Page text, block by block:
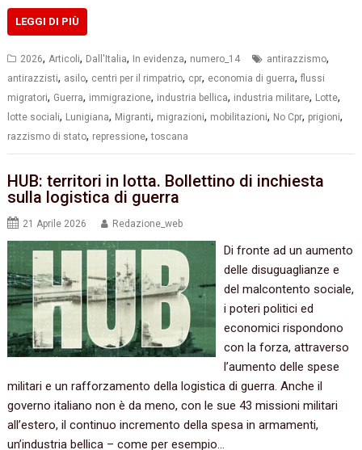
LEGGI DI PIÙ
2026,Articoli, Dall'Italia, In evidenza, numero_14 antirazzismo,
antirazzisti, asilo, centri per il rimpatrio, cpr, economia di guerra,flussi
migratori, Guerra, immigrazione, industria bellica, industria militare, Lotte,
lotte sociali, Lunigiana, Migranti, migrazioni, mobilitazioni, No Cpr, prigioni,
razzismo di stato, repressione,toscana
HUB: territori in lotta. Bollettino di inchiesta
sulla logistica di guerra
21 Aprile 2026 Redazione_web
Di fronte ad un aumento
delle disuguaglianze e
del malcontento sociale,
i poteri politici ed
economici rispondono
con la forza, attraverso
l’aumento delle spese
militari e un rafforzamento della logistica di guerra. Anche il
governo italiano non è da meno, con le sue 43 missioni militari
all’estero, il continuo incremento della spesa in armamenti,
un’industria bellica – come per esempio…